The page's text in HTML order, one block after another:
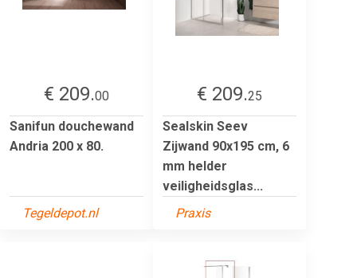
€ 209.00
Sanifun douchewand
Andria 200 x 80.
Tegeldepot.nl
€ 209.25
Sealskin Seev
Zijwand 90x195 cm, 6
mm helder
veiligheidsglas...
Praxis